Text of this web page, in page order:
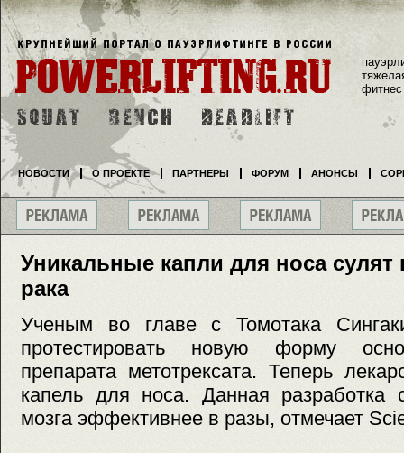
Уникальные капли для носа
рака
Ученым во главе с Томотака
протестировать новую форму
препарата метотрексата. Теперь
капель для носа. Данная разработка
мозга эффективнее в разы, отмечает
фитнес
НОВОСТИ О ПРОЕКТЕ ПАРТНЕРЫ ФОРУМ АНОНСЫ